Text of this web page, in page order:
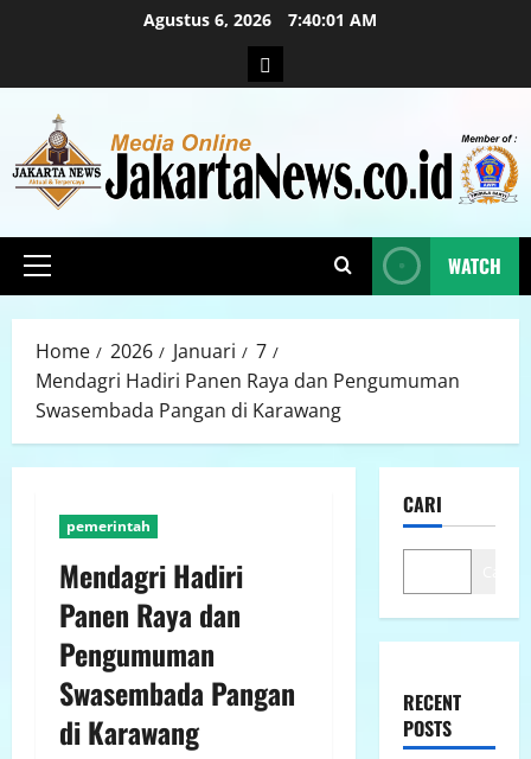
Agustus 6, 2026 7:40:02 AM
WATCH
Home 2026 Januari
7
Mendagri Hadiri Panen Raya dan Pengumuman
Swasembada Pangan di Karawang
pemerintah
Mendagri Hadiri
Panen Raya dan
Pengumuman
Swasembada Pangan
di Karawang
CARI
RECENT
POSTS